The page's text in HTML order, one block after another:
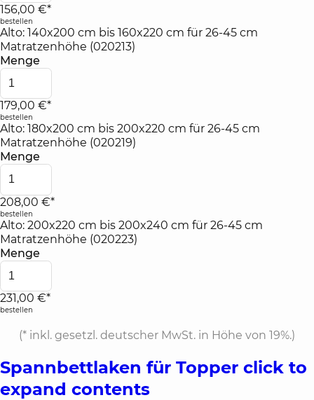
156,00 €*
bestellen
Alto: 140x200 cm bis 160x220 cm für 26-45 cm
Matratzenhöhe (020213)
Menge
179,00 €*
bestellen
Alto: 180x200 cm bis 200x220 cm für 26-45 cm
Matratzenhöhe (020219)
Menge
208,00 €*
bestellen
Alto: 200x220 cm bis 200x240 cm für 26-45 cm
Matratzenhöhe (020223)
Menge
231,00 €*
bestellen
(* inkl. gesetzl. deutscher MwSt. in Höhe von 19%.)
Spannbettlaken für Topper click to
expand contents